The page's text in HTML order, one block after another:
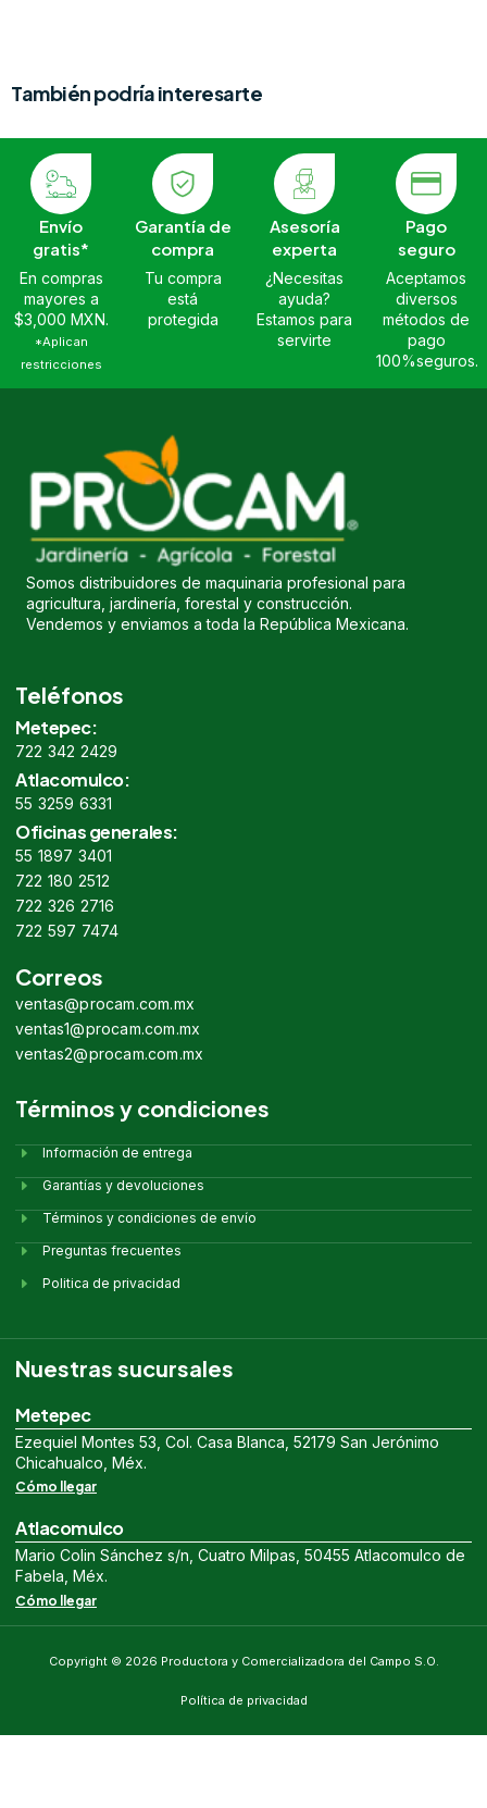
También podría interesarte
Envío
gratis*
En compras
mayores a
$3,000 MXN.
*Aplican
restricciones
Garantía de
compra
Tu compra
está
protegida
Asesoría
experta
¿Necesitas
ayuda?
Estamos para
servirte
Pago
seguro
Aceptamos
diversos
métodos de
pago
100%seguros.
Somos distribuidores de maquinaria profesional para
agricultura, jardinería, forestal y construcción.
Vendemos y enviamos a toda la República Mexicana.
Teléfonos
Metepec:
722 342 2429
Atlacomulco:
55 3259 6331
Oficinas generales:
55 1897 3401
722 180 2512
722 326 2716
722 597 7474
Correos
ventas@procam.com.mx
ventas1@procam.com.mx
ventas2@procam.com.mx
Términos y condiciones
Información de entrega
Garantías y devoluciones
Términos y condiciones de envío
Preguntas frecuentes
Politica de privacidad
Nuestras sucursales
Metepec
Ezequiel Montes 53, Col. Casa Blanca, 52179 San Jerónimo
Chicahualco, Méx.
Cómo llegar
Atlacomulco
Mario Colin Sánchez s/n, Cuatro Milpas, 50455 Atlacomulco de
Fabela, Méx.
Cómo llegar
Copyright © 2026 Productora y Comercializadora del Campo S.O.
Política de privacidad